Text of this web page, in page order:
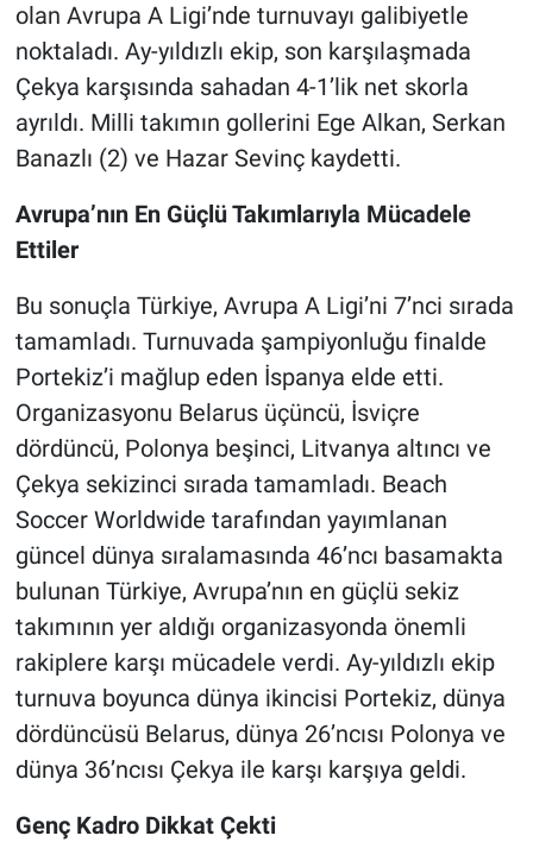
olan Avrupa A Ligi’nde turnuvayı galibiyetle
noktaladı. Ay-yıldızlı ekip, son karşılaşmada
Çekya karşısında sahadan 4-1’lik net skorla
ayrıldı. Milli takımın gollerini Ege Alkan, Serkan
Banazlı (2) ve Hazar Sevinç kaydetti.
Avrupa’nın En Güçlü Takımlarıyla Mücadele
Ettiler
Bu sonuçla Türkiye, Avrupa A Ligi’ni 7’nci sırada
tamamladı. Turnuvada şampiyonluğu finalde
Portekiz’i mağlup eden İspanya elde etti.
Organizasyonu Belarus üçüncü, İsviçre
dördüncü, Polonya beşinci, Litvanya altıncı ve
Çekya sekizinci sırada tamamladı. Beach
Soccer Worldwide tarafından yayımlanan
güncel dünya sıralamasında 46’ncı basamakta
bulunan Türkiye, Avrupa’nın en güçlü sekiz
takımının yer aldığı organizasyonda önemli
rakiplere karşı mücadele verdi. Ay-yıldızlı ekip
turnuva boyunca dünya ikincisi Portekiz, dünya
dördüncüsü Belarus, dünya 26’ncısı Polonya ve
dünya 36’ncısı Çekya ile karşı karşıya geldi.
Genç Kadro Dikkat Çekti